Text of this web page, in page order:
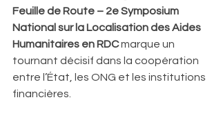
Feuille de Route – 2e Symposium
National sur la Localisation des Aides
Humanitaires en RDC marque un
tournant décisif dans la coopération
entre l’État, les ONG et les institutions
financières.